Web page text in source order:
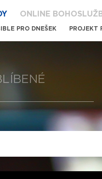
ONLINE
PRO DNEŠEK PROJEKT